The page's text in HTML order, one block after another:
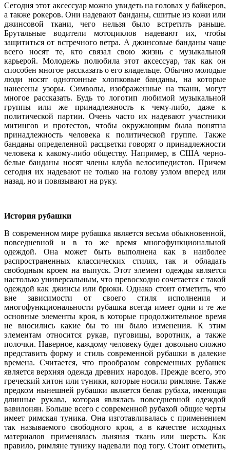
Сегодня этот аксессуар можно увидеть на головах у байкеров,
а также рокеров. Они надевают банданы, сшитые из кожи или
джинсовой ткани, чего нельзя было встретить раньше.
Брутальные водители мотоциклов надевают их, чтобы
защититься от встречного ветра. А джинсовые банданы чаще
всего носят те, кто связал свою жизнь с музыкальной
карьерой. Молодежь полюбила этот аксессуар, так как он
способен многое рассказать о его владельце. Обычно молодые
люди носят однотонные хлопковые банданы, на которые
нанесены узоры. Символы, изображенные на ткани, могут
многое рассказать. Будь то логотип любимой музыкальной
группы или же принадлежность к чему-либо, даже к
политической партии. Очень часто их надевают участники
митингов и протестов, чтобы окружающим была понятна
принадлежность человека к политической группе. Также
банданы определенной расцветки говорят о принадлежности
человека к какому-либо обществу. Например, в США черно-
белые банданы носят члены клуба велосипедистов. Причем
сегодня их надевают не только на голову узлом вперед или
назад, но и повязывают на руку.
История рубашки
В современном мире рубашка является весьма обыкновенной,
повседневной и в то же время многофункциональной
одеждой. Она может быть выполнена как в наиболее
распространенных классических стилях, так и обладать
свободным кроем на выпуск. Этот элемент одежды является
настолько универсальным, что превосходно сочетается с такой
одеждой как джинсы или брюки. Однако стоит отметить, что
вне зависимости от своего стиля исполнения и
многофункциональности рубашка всегда имеет одни и те же
основные элементы кроя, в которые продолжительное время
не вносились какие бы то ни было изменения. К этим
элементам относится рукав, пуговицы, воротник, а также
полочки. Наверное, каждому человеку будет довольно сложно
представить форму и стиль современной рубашки в далекие
времена. Считается, что прообразом современных рубашек
является верхняя одежда древних народов. Прежде всего, это
греческий хитон или туники, которые носили римляне. Также
предком нынешней рубашки является белая рубаха, имеющая
длинные рукава, которая являлась повседневной одеждой
вавилонян. Больше всего с современной рубахой общие черты
имеет римская туника. Она изготавливалась с применением
так называемого свободного кроя, а в качестве исходных
материалов применялась льняная ткань или шерсть. Как
правило, римляне тунику надевали под тогу. Стоит отметить,